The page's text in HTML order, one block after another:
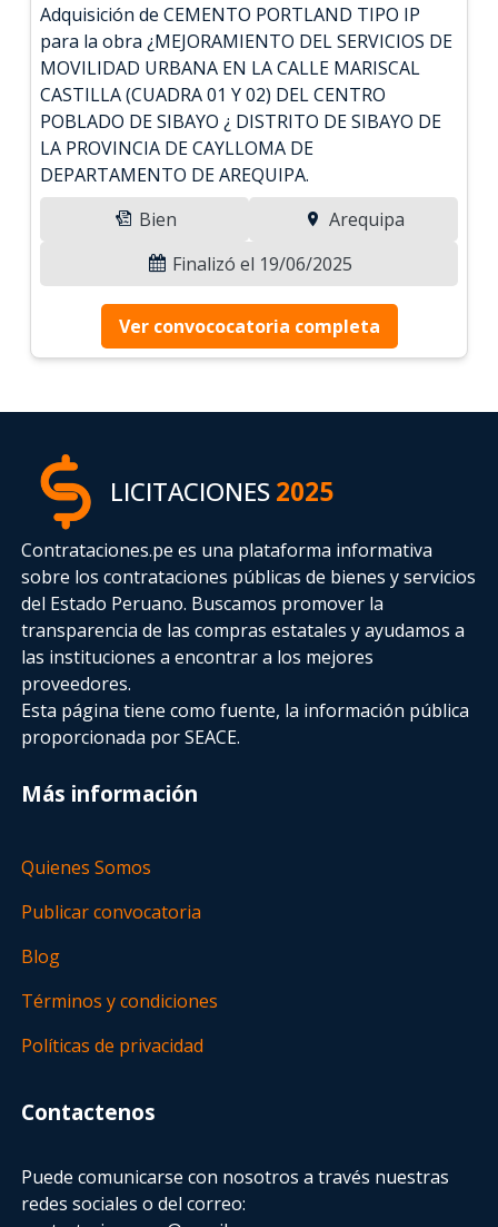
Adquisición de CEMENTO PORTLAND TIPO IP
para la obra ¿MEJORAMIENTO DEL SERVICIOS DE
MOVILIDAD URBANA EN LA CALLE MARISCAL
CASTILLA (CUADRA 01 Y 02) DEL CENTRO
POBLADO DE SIBAYO ¿ DISTRITO DE SIBAYO DE
LA PROVINCIA DE CAYLLOMA DE
DEPARTAMENTO DE AREQUIPA.
Bien
Arequipa
Finalizó el 19/06/2025
Ver convococatoria completa
LICITACIONES2025
Contrataciones.pe es una plataforma informativa
sobre los contrataciones públicas de bienes y servicios
del Estado Peruano. Buscamos promover la
transparencia de las compras estatalesy ayudamos a
las instituciones a encontrar a los mejores
proveedores.
Esta página tiene como fuente, la información pública
proporcionada por SEACE.
Más información
Quienes Somos
Publicar convocatoria
Blog
Términos y condiciones
Políticas de privacidad
Contactenos
Puede comunicarse con nosotros a través nuestras
redes sociales o del correo: